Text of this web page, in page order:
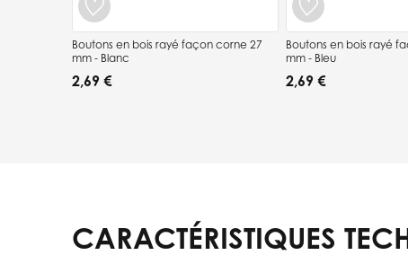
Boutons en bois rayé façon corne 27
mm - Blanc
2,69 €
Boutons en bois rayé
mm - Bleu
2,69 €
CARACTÉRISTIQUES